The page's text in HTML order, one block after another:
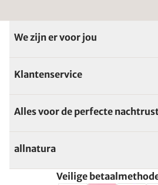
We zijn er voor jou
Klantenservice
Alles voor de perfecte
allnatura
Veilige